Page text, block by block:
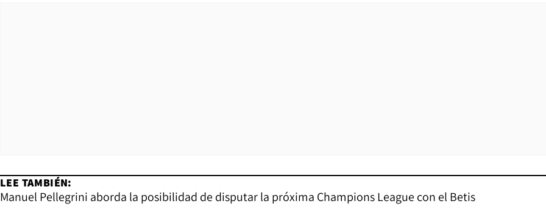
LEE TAMBIÉN:
Manuel Pellegrini aborda la posibilidad de disputar la próxima Champions League con el Betis